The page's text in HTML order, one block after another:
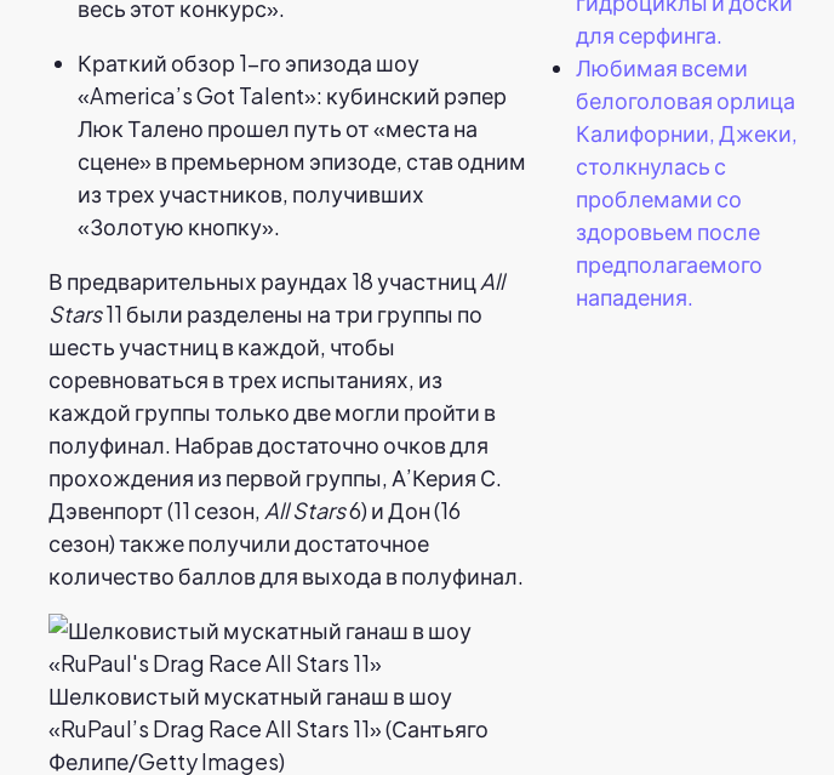
весь этот конкурс».
Краткий обзор 1-го эпизода шоу
«America’s Got Talent»: кубинский рэпер
Люк Талено прошел путь от «места на
сцене» в премьерном эпизоде, став одним
из трех участников, получивших
«Золотую кнопку».
В предварительных раундах 18 участницAll
Stars11 были разделены на три группы по
шесть участниц в каждой, чтобы
соревноваться в трех испытаниях, из
каждой группы только две могли пройти в
полуфинал. Набрав достаточно очков для
прохождения из первой группы, А’Керия С.
Дэвенпорт (11 сезон, All Stars6) и Дон (16
сезон) также получили достаточное
количество баллов для выхода в полуфинал.
Шелковистый мускатный ганаш в шоу
«RuPaul’s Drag Race All Stars 11» (Сантьяго
Фелипе/Getty Images)
для серфинга.
Любимая всеми
белоголовая орлица
Калифорнии, Джеки,
столкнулась с
проблемами со
здоровьем после
предполагаемого
нападения.